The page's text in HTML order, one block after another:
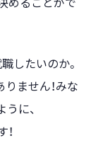
したいのか。
ません！みな
に、